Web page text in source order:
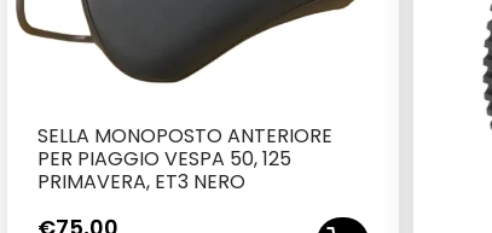
SELLA MONOPOSTO ANTERIORE
PER PIAGGIO VESPA 50, 125
PRIMAVERA, ET3 NERO